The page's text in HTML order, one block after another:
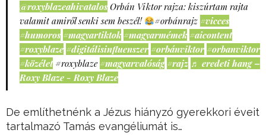
@roxyblazeahivatalos Orbán Viktor rajza: kiszúrtam rajta
valamit amiről senki sem beszél!
#orbánrajz #vicces
#humoros #magyartiktok #magyarmémek #aicontent
#roxyblaze #digitálisinfluenszer #orbánviktor #orbanviktor
#közélet #roxyblaze #magyarvalóság #rajz ♬ eredeti hang –
Roxy Blaze - Roxy Blaze
De említhetnénk a Jézus hiányzó gyerekkori éveit
tartalmazó Tamás evangéliumát is…